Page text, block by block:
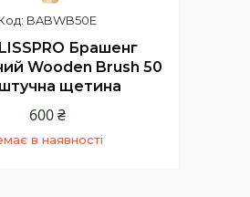
BABWB50E
Брашенг
Wooden Brush 50
щетина
600 ₴
в наявності